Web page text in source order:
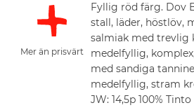
Mer än prisvärt
Fyllig röd färg. Dov
stall, läder, höstlöv,
salmiak med trevlig
medelfyllig,
med sandiga
medelfyllig, stram
JW: 14,5p 100%